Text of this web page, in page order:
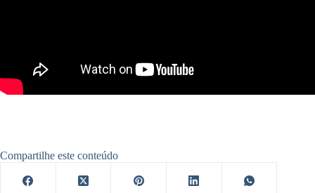
Compartilhe este conteúdo